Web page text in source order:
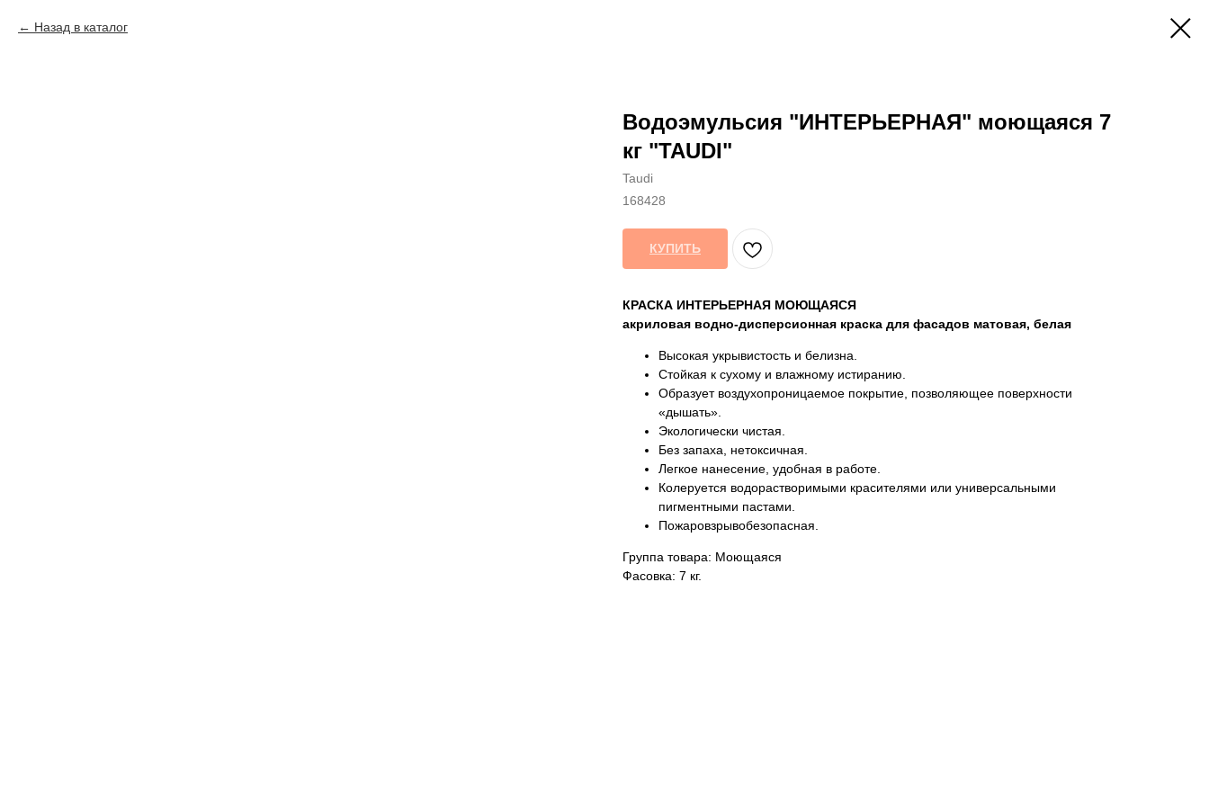
Назад в каталог
Водоэмульсия "ИНТЕРЬЕРНАЯ" моющаяся 7
кг "TAUDI"
Taudi
168428
КУПИТЬ
КРАСКА ИНТЕРЬЕРНАЯ МОЮЩАЯСЯ
акриловая водно-дисперсионная краска для фасадов матовая, белая
Высокая укрывистость и белизна.
Стойкая к сухому и влажному истиранию.
Образует воздухопроницаемое покрытие, позволяющее поверхности
«дышать».
Экологически чистая.
Без запаха, нетоксичная.
Легкое нанесение, удобная в работе.
Колеруется водорастворимыми красителями или универсальными
пигментными пастами.
Пожаровзрывобезопасная.
Группа товара: Моющаяся
Фасовка: 7 кг.